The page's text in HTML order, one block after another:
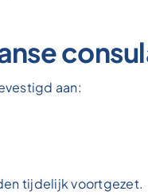
aan:
tijdelijk voortgezet.